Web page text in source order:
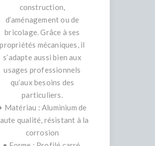
construction,
d’aménagement ou de
bricolage. Grâce à ses
propriétés mécaniques, il
s’adapte aussi bien aux
usages professionnels
qu’aux besoins des
particuliers.
Matériau : Aluminium de
qualité, résistant à la
corrosion